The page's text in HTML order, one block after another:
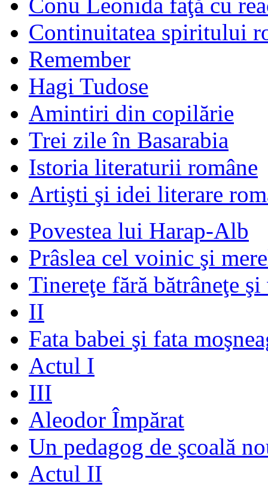
Continuitatea spiritului
Remember
Hagi Tudose
Amintiri din copilărie
Trei zile în Basarabia
Istoria literaturii române
Artişti şi idei literare
Povestea lui Harap-Alb
Prâslea cel voinic şi
Tinereţe fără bătrâneţe
II
Fata babei şi fata
Actul I
III
Aleodor Împărat
Un pedagog de şcoală
Actul II